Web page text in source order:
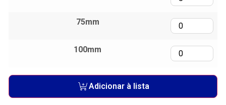
75mm
100mm
Adicionar à lista